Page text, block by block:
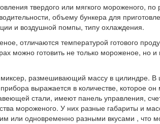
твердого или мягкого мороженого,
объему бункера для
и воздушной помпы, типу охлаждения.
отличаются температурой готового
можно готовить не только мороженое, но
размешивающий массу в цилиндре. В
выражается в количестве, которое он
стали, имеют панель управления,
мороженого. У них разные габариты и
или одновременно разными вкусами , что